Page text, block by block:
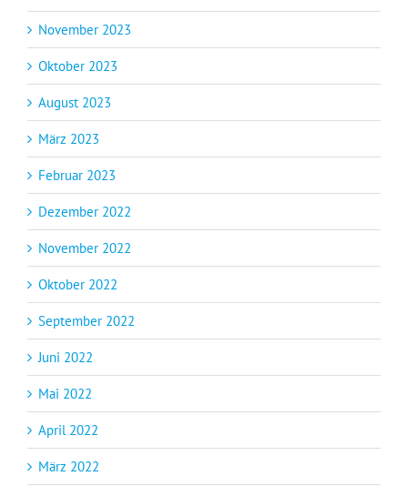
November 2023
Oktober 2023
August 2023
März 2023
Februar 2023
Dezember 2022
November 2022
Oktober 2022
September 2022
Juni 2022
Mai 2022
April 2022
März 2022